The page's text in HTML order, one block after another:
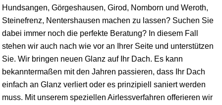
Hundsangen, Görgeshausen, Girod, Nomborn und Weroth,
Steinefrenz, Nentershausen machen zu lassen? Suchen Sie
dabei immer noch die perfekte Beratung? In diesem Fall
stehen wir auch nach wie vor an Ihrer Seite und unterstützen
Sie. Wir bringen neuen Glanz auf Ihr Dach. Es kann
bekanntermaßen mit den Jahren passieren, dass Ihr Dach
einfach an Glanz verliert oder es prinzipiell saniert werden
muss. Mit unserem speziellen Airlessverfahren offerieren wir